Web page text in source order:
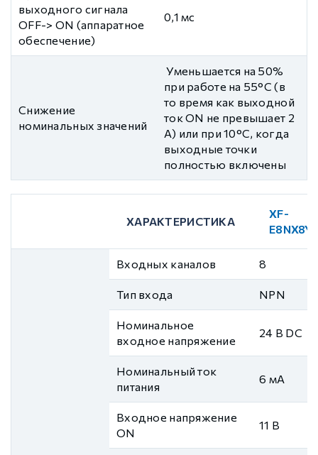
выходного сигнала
OFF-> ON (аппаратное
обеспечение)
0,1 мс
Cнижение
номинальных значений
Уменьшается на 50%
при работе на 55°C (в
то время как выходной
ток ON не превышает 2
А) или при 10°C, когда
выходные точки
полностью включены
ХАРАКТЕРИСТИКА
XF-
Входных каналов 8
Тип входа NPN
Номинальное
входное напряжение
24 В DC
Номинальный ток
питания
6 мА
Входное напряжение
ON
11 В